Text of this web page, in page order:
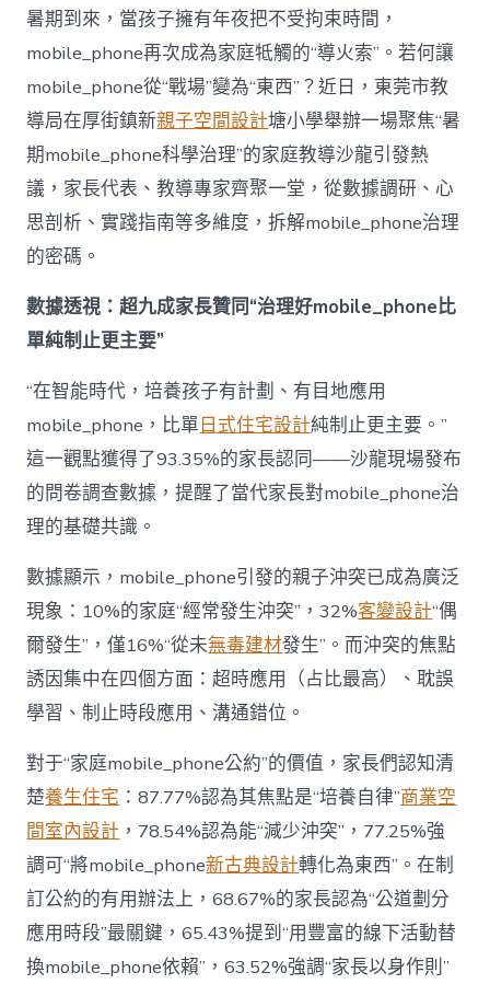
治
理
難
題？
讓
mobilJIUYI
俱
意
空
間
設
成
為
東
西”，
而
非
“家
庭
中
暑期到來，當孩子擁有年夜把不受拘束時間，
mobile_phone再次成為家庭牴觸的“導火索”。若何讓
mobile_phone從“戰場”變為“東西”？近日，東莞市教
導局在厚街鎮新親子空間設計塘小學舉辦一場聚焦“暑
期mobile_phone科學治理”的家庭教導沙龍引發熱
議，家長代表、教導專家齊聚一堂，從數據調研、心
思剖析、實踐指南等多維度，拆解mobile_phone治理
的密碼。
數據透視：超九成家長贊同“治理好mobile_phone比
單純制止更主要”
“在智能時代，培養孩子有計劃、有目地應用
mobile_phone，比單日式住宅設計純制止更主要。”
這一觀點獲得了93.35%的家長認同——沙龍現場發布
的問卷調查數據，提醒了當代家長對mobile_phone治
理的基礎共識。
數據顯示，mobile_phone引發的親子沖突已成為廣泛
現象：10%的家庭“經常發生沖突”，32%客變設計“偶
爾發生”，僅16%“從未無毒建材發生”。而沖突的焦點
誘因集中在四個方面：超時應用（占比最高）、耽誤
學習、制止時段應用、溝通錯位。
對于“家庭mobile_phone公約”的價值，家長們認知清
楚養生住宅 ：87.77%認為其焦點是“培養自律”商業空
間室內設計 ，78.54%認為能“減少沖突”，77.25%強
調可“將mobile_phone新古典設計轉化為東西”。在制
訂公約的有用辦法上，68.67%的家長認為“公道劃分
應用時段”最關鍵，65.43%提到“用豐富的線下活動替
換mobile_phone依賴”，63.52%強調“家長以身作則”